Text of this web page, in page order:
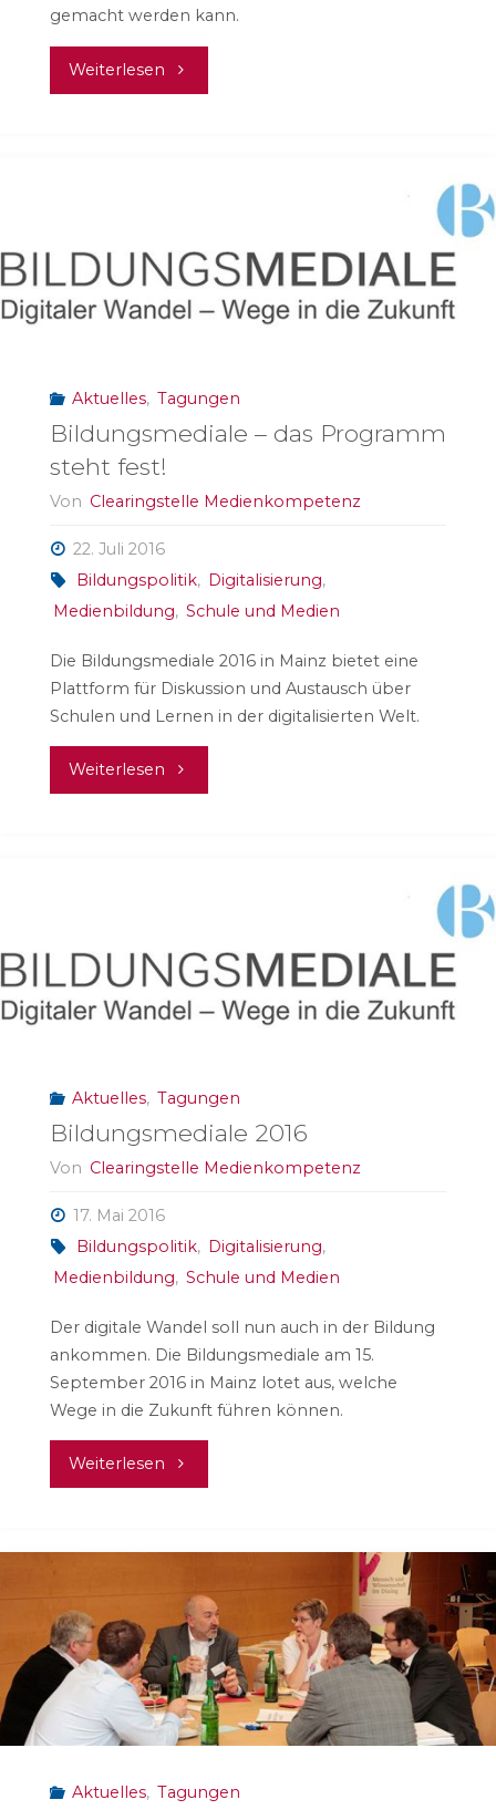
gemacht werden kann.
Weiterlesen "Bildungsmediale
Aktuelles, Tagungen
Bildungsmediale – das Programm
steht fest!
Von Clearingstelle Medienkompetenz
22. Juli 2016
Bildungspolitik, Digitalisierung,
Medienbildung, Schule und Medien
Die Bildungsmediale 2016 in Mainz bietet eine
Plattform für Diskussion und Austausch über
Schulen und Lernen in der digitalisierten Welt.
Weiterlesen "Bildungsmediale
steht
fest!"
Aktuelles, Tagungen
Bildungsmediale 2016
Von Clearingstelle Medienkompetenz
17. Mai 2016
Bildungspolitik, Digitalisierung,
Medienbildung, Schule und Medien
Der digitale Wandel soll nun auch in der Bildung
ankommen. Die Bildungsmediale am 15.
September 2016 in Mainz lotet aus, welche
Wege in die Zukunft führen können.
Weiterlesen "Bildungsmediale
Aktuelles, Tagungen